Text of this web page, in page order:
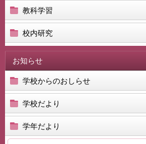
教科学習
校内研究
お知らせ
学校からのおしらせ
学校だより
学年だより